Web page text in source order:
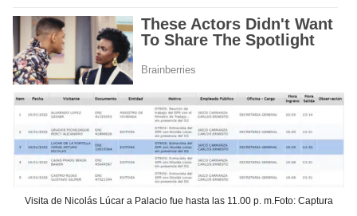
Visita de Nicolás Lúcar a Palacio fue hasta las 11.00 p. m.Foto: Captura